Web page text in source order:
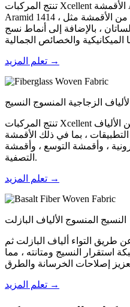
تنتج المركبات Xcellent الأقمشة Aramid في المقام الأول الفقرة
Aramid 1414 ، ويمكنها تصميمها في هياكل مختلفة من الأقمشة مثل
، بالإضافة إلى أنماط نسج
تعلم المزيد →
الألياف الزجاجية المنسوج النسيج
تنتج المركبات Xcellent سلسلة من الأقمشة المنسوجة من الألياف
، بما في ذلك الأقمشة
، وأقمشة التوسع ، وأقمشة
التصفية.
تعلم المزيد →
النسيج المنسوج الألياف البازلت
طريق التواء ألياف البازلت ثم
استقرار النسيج ومتانته ، مما
تعلم المزيد →